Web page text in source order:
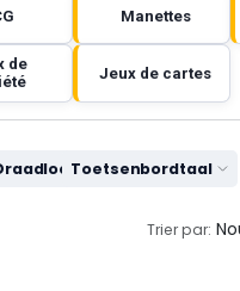
Manettes
de
Jeux de cartes
Toetsenbordtaal
Trier par: